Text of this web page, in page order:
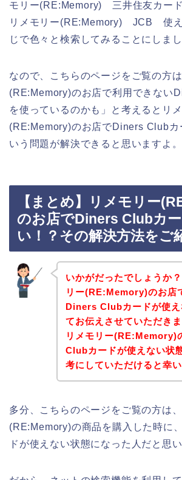
モリー(RE:Memory) 三井住友カー
リメモリー(RE:Memory) JCB 使え
じで色々と検索してみることにしまし
なので、こちらのページをご覧の方
(RE:Memory)のお店で利用できない
を使っているのかも」と考えるとリ
(RE:Memory)のお店でDiners Clubカ
いう問題が解決できると思いますよ。
【まとめ】リメモリー
のお店でDiners Clubカ
い！？その解決方法をご
いかがだったでしょうか
リー(RE:Memory)のお店
Diners Clubカードが使え
てお伝えさせていただきま
リメモリー(RE:Memory)
Clubカードが使えない状
考にしていただけると幸い
多分、こちらのページをご覧の方は
(RE:Memory)の商品を購入した時に
ドが使えない状態になった人だと思い